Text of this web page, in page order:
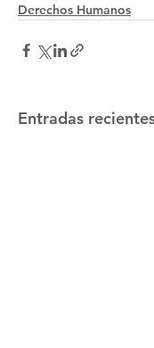
Derechos Humanos
Entradas